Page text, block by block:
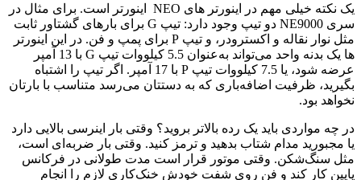
یک نکته خیلی مهم در اینورتر های NEO اینورتر است. برای مثال در
سری NE9000 دو تیپ وجود دارد: تیپ G برای بارهای گشتاور ثابت
مثل نوار نقاله و اکسترودر، و تیپ P برای پمپ و فن. در این اینورتر
ها یک بدنه واحد می‌تواند به‌عنوان 5.5 کیلووات تیپ G با 13 آمپر
عرضه شود، یا 7.5 کیلووات تیپ P با 17 آمپر. اگر تیپ را اشتباه
بگیرید، ظرفیت اضافه‌باری که به دستتان می‌رسد متناسب با بارتان
نخواهد بود.
در چه مواردی باید یک رده بالاتر بروید؟ وقتی بار اینرسی بالایی دارد
یا مجبورید مدام شتاب بدهید و ترمز کنید. وقتی بار ضربه‌ای است،
مثل سنگ‌شکن. وقتی موتور قرار است مدت طولانی در فرکانس
پایین کار کند و فن روی شفت خودش خنک‌کاری لازم را انجام